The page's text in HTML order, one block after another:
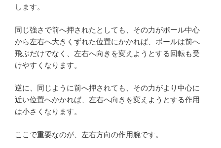
します。
同じ強さで前へ押されたとしても、その力がボール中心
から左右へ大きくずれた位置にかかれば、ボールは前へ
飛ぶだけでなく、左右へ向きを変えようとする回転も受
けやすくなります。
逆に、同じように前へ押されても、その力がより中心に
近い位置へかかれば、左右へ向きを変えようとする作用
は小さくなります。
ここで重要なのが、左右方向の作用腕です。